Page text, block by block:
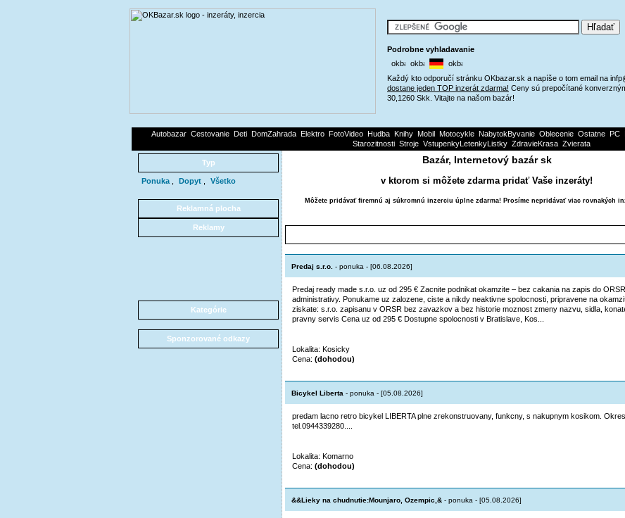
Podrobne vyhladavanie
Každý kto odporučí stránku OKbazar.sk a napíše o tom email na
dostane jeden TOP inzerát zdarma! Ceny sú prepočítané
30,1260 Skk. Vitajte na našom bazár!
Autobazar Cestovanie Deti DomZahrada Elektro FotoVideo Hudba Knihy Mobil Motocykle NabytokByvanie Oblecenie Ostatne PC
Starozitnosti Stroje VstupenkyLetenkyListky ZdravieKrasa Zvierata
Typ
Ponuka Dopyt Všetko
Reklamná plocha
Reklamy
Kategórie
Sponzorované odkazy
Bazár, Internetový bazár sk
v ktorom si môžete zdarma pridať Vaše inzeráty!
Môžete pridávať firemnú aj súkromnú inzerciu úplne zdarma! Prosíme nepridávať viac rovnakých
Predaj s.r.o. - ponuka - [06.08.2026]
Predaj ready made s.r.o. uz od 295 € Zacnite podnikat okamzite – bez cakania na zapis do
administrativy. Ponukame uz zalozene, ciste a nikdy neaktivne spolocnosti, pripravene na
ziskate: s.r.o. zapisanu v ORSR bez zavazkov a bez historie moznost zmeny nazvu, sidla,
pravny servis Cena uz od 295 € Dostupne spolocnosti v Bratislave, Kos...
Lokalita: Kosicky
Cena: (dohodou)
Bicykel Liberta - ponuka - [05.08.2026]
predam lacno retro bicykel LIBERTA plne zrekonstruovany, funkcny, s nakupnym kosikom.
tel.0944339280....
Lokalita: Komarno
Cena: (dohodou)
&&Lieky na chudnutie:Mounjaro, Ozempic,& - ponuka - [05.08.2026]